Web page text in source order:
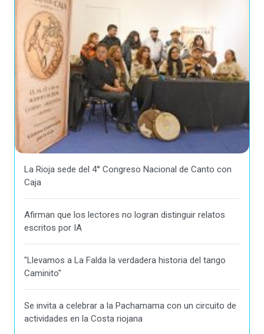
La Rioja sede del 4° Congreso Nacional de Canto con
Caja
Afirman que los lectores no logran distinguir relatos
escritos por IA
"Llevamos a La Falda la verdadera historia del tango
Caminito"
Se invita a celebrar a la Pachamama con un circuito de
actividades en la Costa riojana